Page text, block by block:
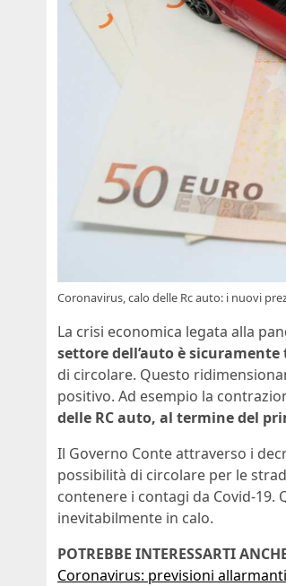
Coronavirus, calo delle Rc auto: i nuovi
La crisi economica legata alla
settore dell’auto è
di circolare. Questo
positivo. Ad esempio la
delle RC auto, al termine del
Il Governo Conte attraverso i
possibilità di circolare per le
contenere i contagi da Covid-
inevitabilmente in calo.
POTREBBE INTERESSARTI
Coronavirus: previsioni allarmanti